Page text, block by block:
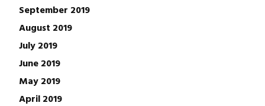
September 2019
August 2019
July 2019
June 2019
May 2019
April 2019